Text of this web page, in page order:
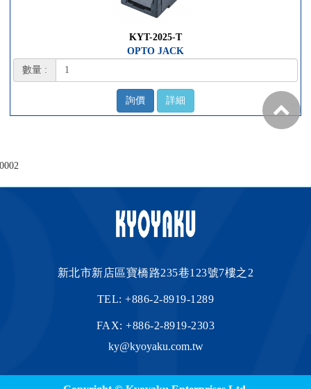
KYT-2025-T
OPTO JACK
數量 :
詢價 詳細
0002
新北市新店區寶橋路235巷123號7樓之2
TEL:+886-2-8919-1289
FAX: +886-2-8919-2303
ky@kyoyaku.com.tw